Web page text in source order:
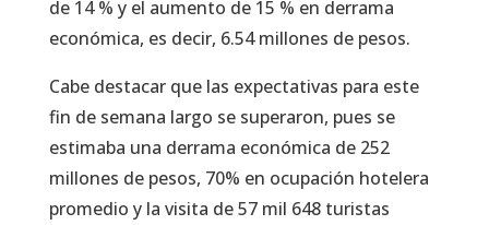
de 14 % y el aumento de 15 % en derrama
económica, es decir, 6.54 millones de pesos.
Cabe destacar que las expectativas para este
fin de semana largo se superaron, pues se
estimaba una derrama económica de 252
millones de pesos, 70% en ocupación hotelera
promedio y la visita de 57 mil 648 turistas